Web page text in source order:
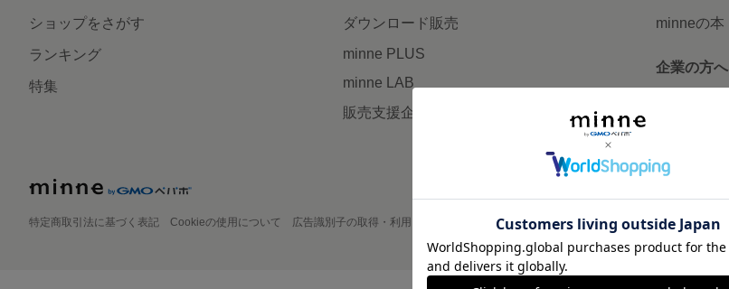
ショップをさがす
ランキング
特集
ダウンロード販売
minne PLUS
minne LAB
販売支援企画・イベント
minneの本
企業の方へ
特定商取引法に基づく表記 Cookieの使用について 広告識別子の取得・利用 プライバシーポリシー 会社概要 採用情報 メディアキット
©GMO Pepabo, Inc. All rights reserved.